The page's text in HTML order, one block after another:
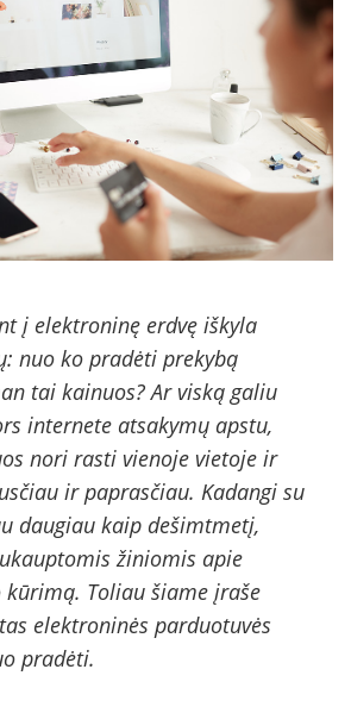
į elektroninę erdvę iškyla
nuo ko pradėti prekybą
tai kainuos? Ar viską galiu
internete atsakymų apstu,
nori rasti vienoje vietoje ir
ir paprasčiau. Kadangi su
daugiau kaip dešimtmetį,
žiniomis apie
Toliau šiame įraše
elektroninės parduotuvės
pradėti.